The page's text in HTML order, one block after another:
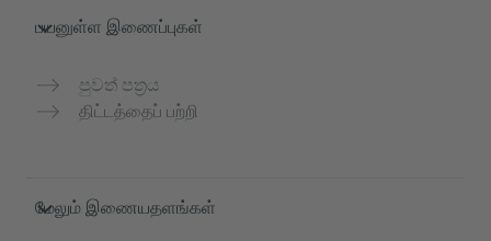
பயனுள்ள இணைப்புகள்
පුවත් පත්‍රය
திட்டத்தைப் பற்றி
மேலும் இணையதளங்கள்